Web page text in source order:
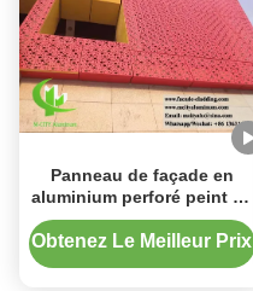
Panneau de façade en
aluminium perforé peint en
PVDF avec conception de
découpe laser et tailles
Obtenez Le Meilleur Prix